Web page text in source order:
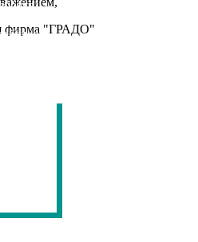
фирма "ГРАДО"